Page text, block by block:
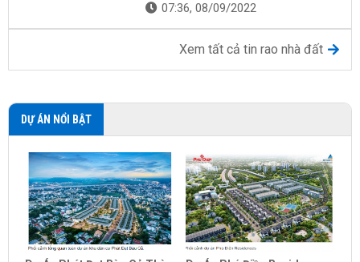
07:36, 08/09/2022
Xem tất cả tin rao nhà đất
DỰ ÁN NỔI BẬT